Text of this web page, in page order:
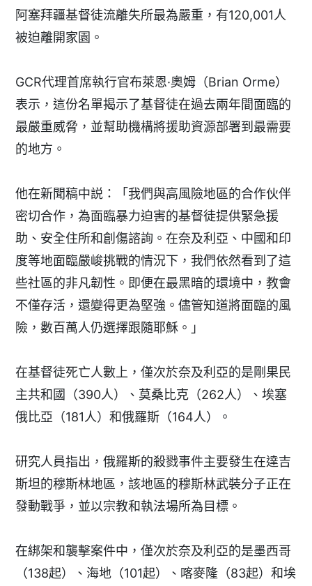
阿塞拜疆基督徒流離失所最為嚴重，有120,001人
被迫離開家園。
GCR代理首席執行官布萊恩·奧姆（Brian Orme）
表示，這份名單揭示了基督徒在過去兩年間面臨的
最嚴重威脅，並幫助機構將援助資源部署到最需要
的地方。
他在新聞稿中説：「我們與高風險地區的合作伙伴
密切合作，為面臨暴力迫害的基督徒提供緊急援
助、安全住所和創傷諮詢。在奈及利亞、中國和印
度等地面臨嚴峻挑戰的情況下，我們依然看到了這
些社區的非凡韌性。即便在最黑暗的環境中，教會
不僅存活，還變得更為堅強。儘管知道將面臨的風
險，數百萬人仍選擇跟隨耶穌。」
在基督徒死亡人數上，僅次於奈及利亞的是剛果民
主共和國（390人）、莫桑比克（262人）、埃塞
俄比亞（181人）和俄羅斯（164人）。
研究人員指出，俄羅斯的殺戮事件主要發生在達吉
斯坦的穆斯林地區，該地區的穆斯林武裝分子正在
發動戰爭，並以宗教和執法場所為目標。
在綁架和襲擊案件中，僅次於奈及利亞的是墨西哥
（138起）、海地（101起）、喀麥隆（83起）和埃